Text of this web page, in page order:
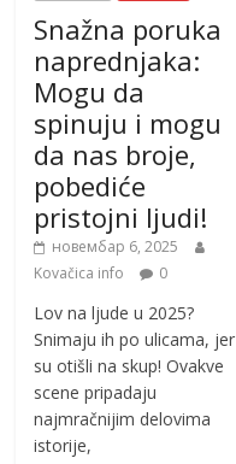
Snažna poruka
naprednjaka:
Mogu da
spinuju i mogu
da nas broje,
pobediće
pristojni ljudi!
новембар 6, 2025
Kovačica info
0
Lov na ljude u 2025?
Snimaju ih po ulicama, jer
su otišli na skup! Ovakve
scene pripadaju
najmračnijim delovima
istorije,